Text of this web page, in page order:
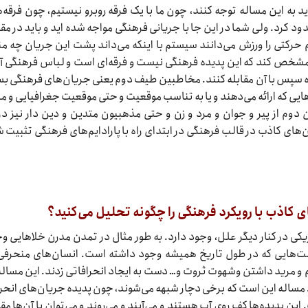
این مساله توجه کنند، چون ما با یک فرقه روبرو نیستیم، چون
کرد. ولی شما در این جا با جریانی فرهنگی مواجه شده اید و باید در
حرکتی را ورزش می‌دانند سیستم با اینکه می‌داند پشت این جریان چه
مشخص کند که این پدیده فرهنگی نیست و فرقه‌ای است و لباس فرهنگی
سپس با آن مقابله کنند. مخاطبین طیف دوم یعنی جریان‌های فرهنگی
که ارائه می‌دهند و یا به تناسب موقعیت و حتی موقعیت جغرافیایی و
از پیر و جوان و مرد و زن و حتی مذهبیون متدین و دین دار نیز
کاذب در قالب فرهنگی در ابتدای راه با پارادایم‌های فرهنگی
با رویکرد فرهنگی را چگونه تحلیل می‌کنید؟
در کنار دیگر علل، وجود دارد. به طور مثال در تمدن مدرن خلا‌هایی
که در طول تاریخ همیشه وجود داشته است. انسان‌های
مرید داشتن وشهوت ثروت و… دست به ایجاد انحرافاتی زدند. این
این است که برخی دچار شبهه می‌شوند، چون پدیده جریان‌های